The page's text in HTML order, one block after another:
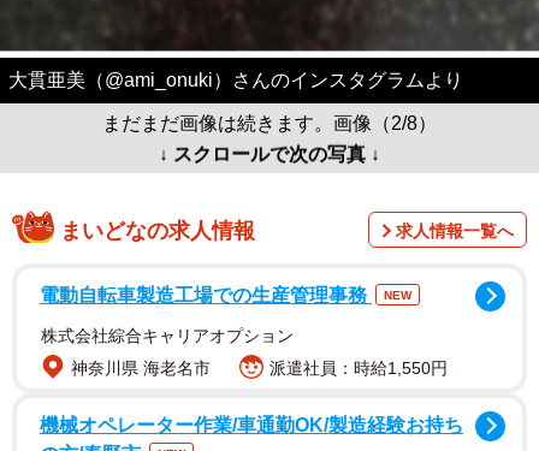
大貫亜美（@ami_onuki）さんのインスタグラムより
まだまだ画像は続きます。画像（2/8）
↓ スクロールで次の写真 ↓
まいどなの求人情報 求人情報一覧へ
電動自転車製造工場での生産管理事務 NEW
株式会社綜合キャリアオプション
神奈川県 海老名市
派遣社員：時給1,550円
機械オペレーター作業/車通勤OK/製造経験お持ち